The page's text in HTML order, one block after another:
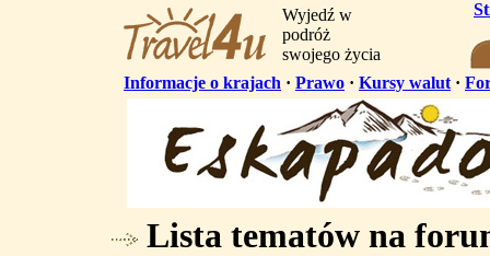
Wyjedź w
podróż
swojego życia
Informacje o krajach · Prawo · Kursy walut ·
Lista tematów na